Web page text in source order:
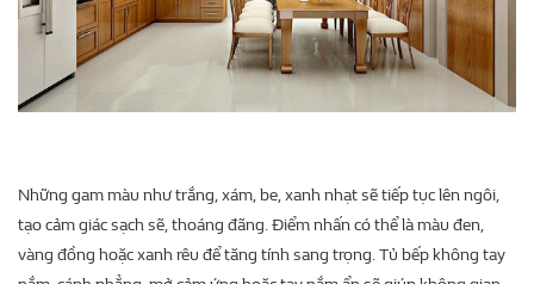
Những gam màu như trắng, xám, be, xanh nhạt sẽ tiếp tục lên ngôi,
tạo cảm giác sạch sẽ, thoáng đãng. Điểm nhấn có thể là màu đen,
vàng đồng hoặc xanh rêu để tăng tính sang trọng. Tủ bếp không tay